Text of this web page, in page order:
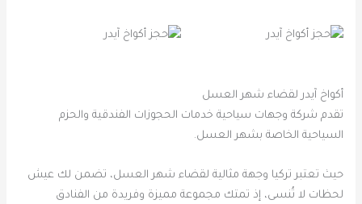
أكواخ آيدر لقضاء شهر العسل
تقدم شركة وجهات سياحية خدمات الحجوزات الفندقية والحزم
السياحية الخاصة بشهر العسل.
حيث تعتبر تركيا وجهة مثالية لقضاء شهر العسل، تضمن لك عيش
لحظات لا تُنسى، إذ تمتك مجموعة مميزة وفريدة من الفنادق